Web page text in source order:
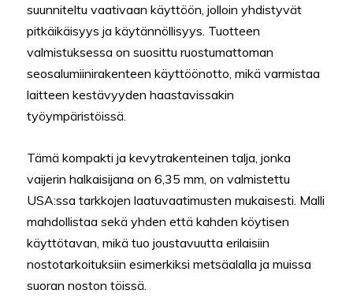
suunniteltu vaativaan käyttöön, jolloin yhdistyvät
pitkäikäisyys ja käytännöllisyys. Tuotteen
valmistuksessa on suosittu ruostumattoman
seosalumiinirakenteen käyttöönotto, mikä varmistaa
laitteen kestävyyden haastavissakin
työympäristöissä.
Tämä kompakti ja kevytrakenteinen talja, jonka
vaijerin halkaisijana on 6,35 mm, on valmistettu
USA:ssa tarkkojen laatuvaatimusten mukaisesti. Malli
mahdollistaa sekä yhden että kahden köytisen
käyttötavan, mikä tuo joustavuutta erilaisiin
nostotarkoituksiin esimerkiksi metsäalalla ja muissa
suoran noston töissä.